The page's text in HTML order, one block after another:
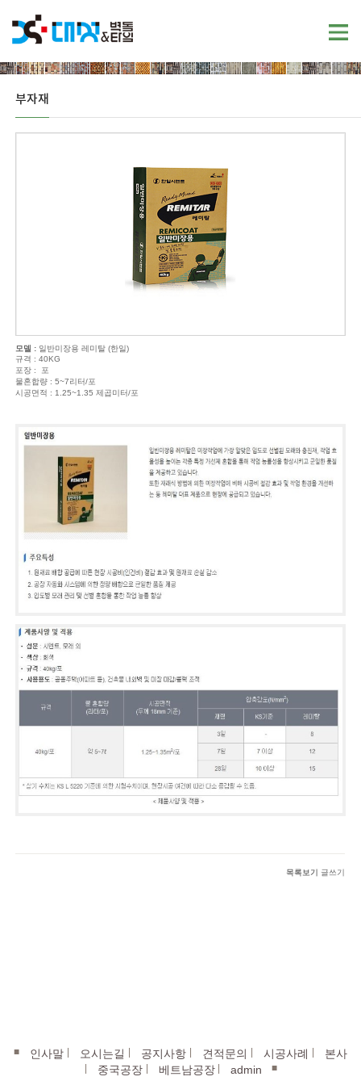
부자재
모델 : 일반미장용 레미탈 (한일)
규격 : 40KG
포장 : 포
물혼합량 : 5~7리터/포
시공면적 : 1.25~1.35 제곱미터/포
목록보기 글쓰기
■ 인사말 오시는길 공지사항 견적문의 시공사례 본사
중국공장 베트남공장| admin ■